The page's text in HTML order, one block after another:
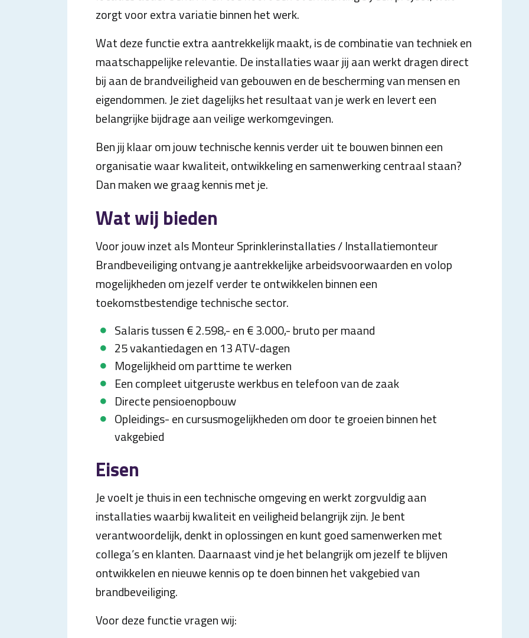
zorgt voor extra variatie binnen het werk.
Wat deze functie extra aantrekkelijk maakt, is de combinatie van techniek en
maatschappelijke relevantie. De installaties waar jij aan werkt dragen direct
bij aan de brandveiligheid van gebouwen en de bescherming van mensen en
eigendommen. Je ziet dagelijks het resultaat van je werk en levert een
belangrijke bijdrage aan veilige werkomgevingen.
Ben jij klaar om jouw technische kennis verder uit te bouwen binnen een
organisatie waar kwaliteit, ontwikkeling en samenwerking centraal staan?
Dan maken we graag kennis met je.
Wat wij bieden
Voor jouw inzet als Monteur Sprinklerinstallaties / Installatiemonteur
Brandbeveiliging ontvang je aantrekkelijke arbeidsvoorwaarden en volop
mogelijkheden om jezelf verder te ontwikkelen binnen een
toekomstbestendige technische sector.
Salaris tussen € 2.598,- en € 3.000,- bruto per maand
25 vakantiedagen en 13 ATV-dagen
Mogelijkheid om parttime te werken
Een compleet uitgeruste werkbus en telefoon van de zaak
Directe pensioenopbouw
Opleidings- en cursusmogelijkheden om door te groeien binnen het
vakgebied
Eisen
Je voelt je thuis in een technische omgeving en werkt zorgvuldig aan
installaties waarbij kwaliteit en veiligheid belangrijk zijn. Je bent
verantwoordelijk, denkt in oplossingen en kunt goed samenwerken met
collega’s en klanten. Daarnaast vind je het belangrijk om jezelf te blijven
ontwikkelen en nieuwe kennis op te doen binnen het vakgebied van
brandbeveiliging.
Voor deze functie vragen wij: